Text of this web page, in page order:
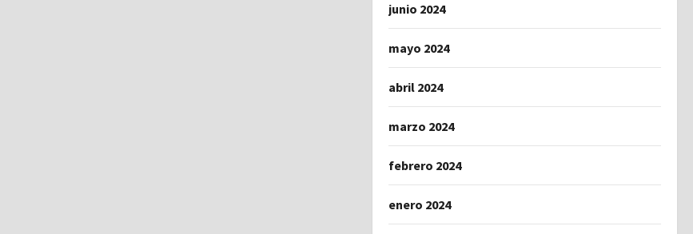
junio 2024
mayo 2024
abril 2024
marzo 2024
febrero 2024
enero 2024